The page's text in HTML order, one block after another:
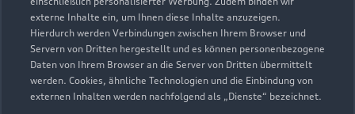
externe Inhalte ein, um Ihnen diese Inhalte anzuzeigen.
Hierdurch werden Verbindungen zwischen Ihrem Browser und
Servern von Dritten hergestellt und es können personenbezogene
Daten von Ihrem Browser an die Server von Dritten übermittelt
werden. Cookies, ähnliche Technologien und die Einbindung von
externen Inhalten werden nachfolgend als „Dienste“ bezeichnet.
in der Kundenloyalisierung, ein digitales Format
zur Terminvereinbarung sowie die zeitnahe
Abarbeitung von Kundenanliegen.
Mitarbeiter_innen dieser Betriebe sind sowohl im
technischen Bereich als auch in der